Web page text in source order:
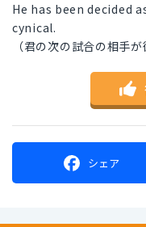
He has been decided
cynical.
（君の次の試合の相手
シェア